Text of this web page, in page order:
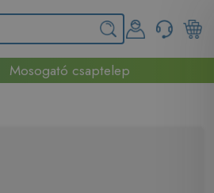
Mosogató csaptelep